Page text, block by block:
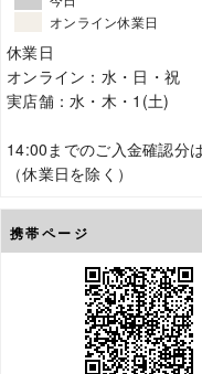
オンライン休業日
休業日
オンライン：水・日・祝
実店舗：水・木・1(土)
14:00までのご入金確認分
（休業日を除く）
携帯ページ